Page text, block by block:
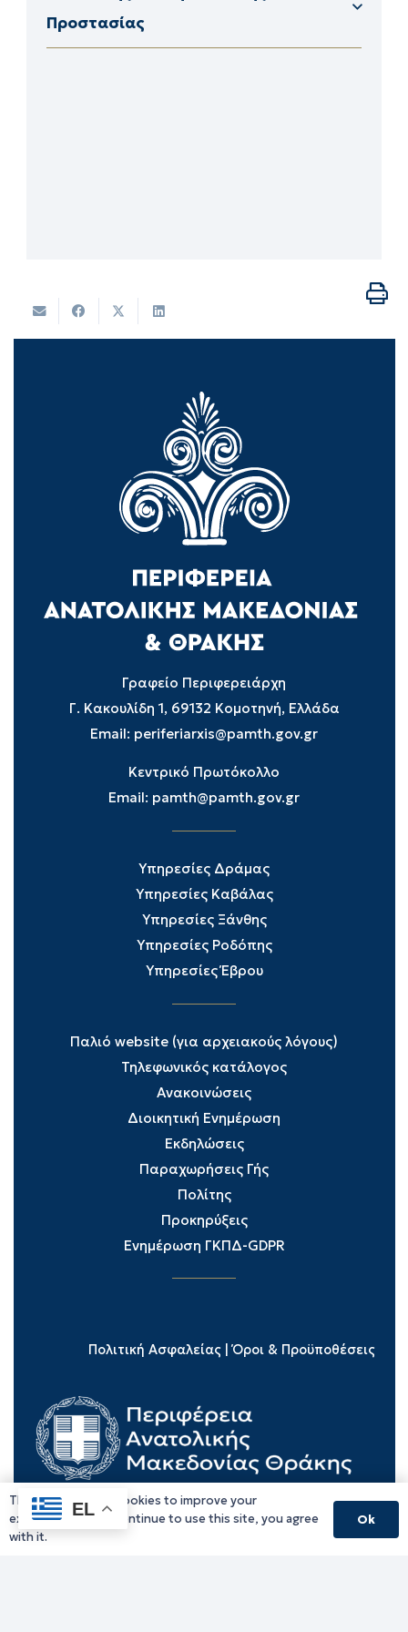
Προστασίας
Γραφείο Περιφερειάρχη
Γ. Κακουλίδη 1, 69132 Κομοτηνή, Ελλάδα
Email: periferiarxis@pamth.gov.gr
Κεντρικό Πρωτόκολλο
Email: pamth@pamth.gov.gr
Υπηρεσίες Δράμας
Υπηρεσίες Καβάλας
Υπηρεσίες Ξάνθης
Υπηρεσίες Ροδόπης
Υπηρεσίες Έβρου
Παλιό website (για αρχειακούς λόγους)
Τηλεφωνικός κατάλογος
Ανακοινώσεις
Διοικητική Ενημέρωση
Εκδηλώσεις
Παραχωρήσεις Γής
Πολίτης
Προκηρύξεις
Ενημέρωση ΓΚΠΔ-GDPR
Πολιτική Ασφαλείας|Όροι & Προϋποθέσεις
EL
This website uses cookies to improve your
experience. If you continue to use this site, you agree
with it.
Ok